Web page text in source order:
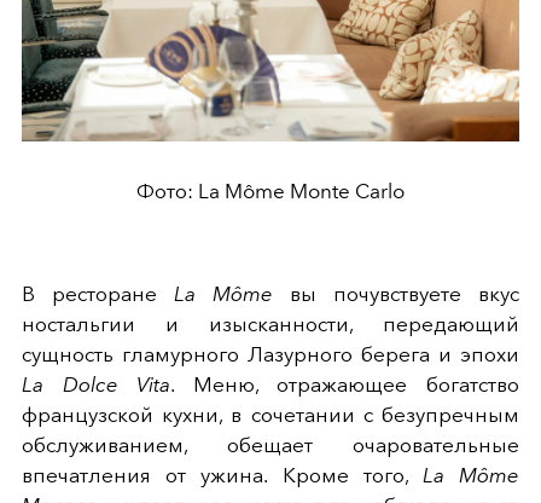
Фото: La Môme Monte Carlo
В ресторане La Môme вы почувствуете вкус
ностальгии и изысканности, передающий
сущность гламурного Лазурного берега и эпохи
La Dolce Vita. Меню, отражающее богатство
французской кухни, в сочетании с безупречным
обслуживанием, обещает очаровательные
впечатления от ужина. Кроме того, La Môme